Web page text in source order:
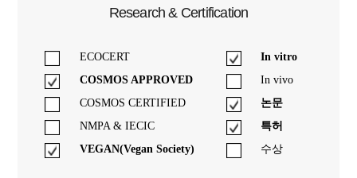
Research & Certification
ECOCERT
In vitro
COSMOS APPROVED
In vivo
COSMOS CERTIFIED
논문
NMPA & IECIC
특허
VEGAN(Vegan Society)
수상